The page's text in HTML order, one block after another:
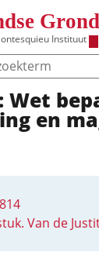
Instituut
Wet
en
Van de